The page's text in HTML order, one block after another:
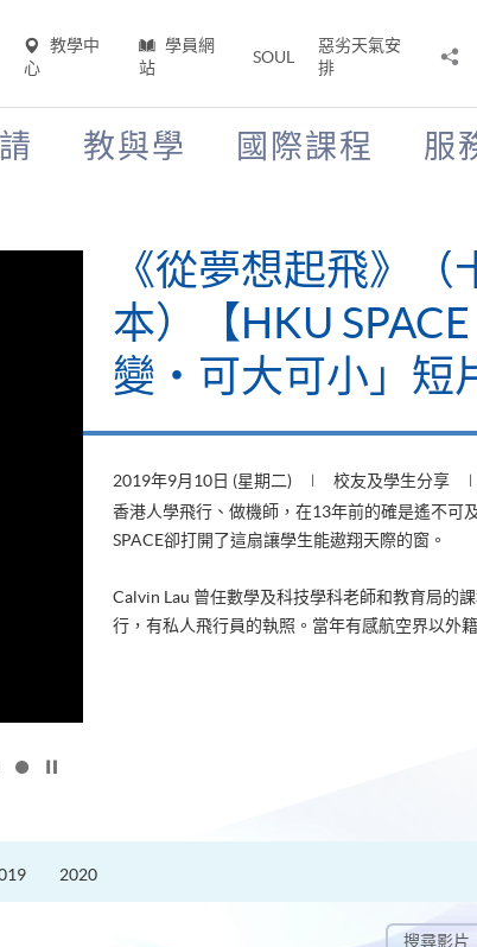
教學中
心
學員網
站
SOUL
惡劣天氣安
排
教與學 國際課程 服
《從夢想起飛》（
本）【HKU
變‧可大可小」短
2019年9月10日 (星期二) 校友及學生分享
香港人學飛行、做機師，在13年前的確是遙不可
SPACE卻打開了這扇讓學生能遨翔天際的窗。
Calvin Lau 曾任數學及科技學科老師和教育局的
行，有私人飛行員的執照。當年有感航空界以外
2020
搜